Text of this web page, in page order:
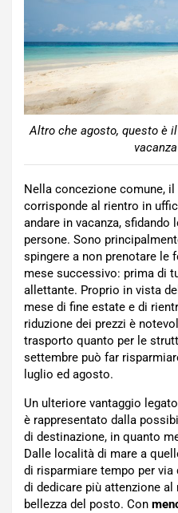
Altro che agosto, questo è
Nella concezione comune, il
corrisponde al rientro in
andare in vacanza,
persone. Sono
spingere a non prenotare le
mese successivo: prima di
allettante. Proprio in vista
mese di fine estate e di
riduzione dei prezzi è
trasporto quanto per le
settembre può far
luglio ed agosto.
Un ulteriore vantaggio
è rappresentato dalla
di destinazione, in quanto
Dalle località di mare a
di risparmiare tempo per via
di dedicare più attenzione
bellezza del posto. Con